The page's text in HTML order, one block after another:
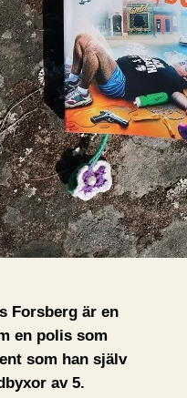
Forsberg är en
en polis som
som han själv
av 5.